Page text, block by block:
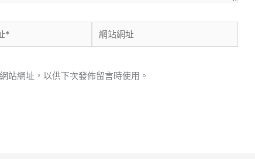
站
址
站網址，以供下次發佈留言時使用。